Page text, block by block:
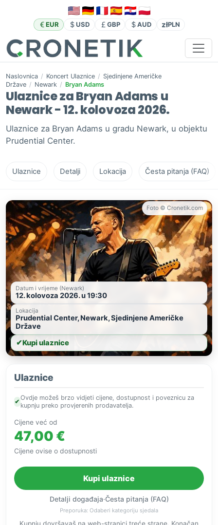
EUR USD GBP AUD złPLN
Naslovnica / Koncert Ulaznice / Sjedinjene Američke
Države / Newark / Bryan Adams
Ulaznice za Bryan Adams u
Newark - 12. kolovoza 2026.
Ulaznice za Bryan Adams u gradu Newark, u objektu
Prudential Center.
Ulaznice Detalji Lokacija Česta pitanja (FAQ)
Foto © Cronetik.com
Datum i vrijeme (Newark)
12. kolovoza 2026. u 19:30
Lokacija
Prudential Center, Newark, Sjedinjene Američke
Države
✔Kupi ulaznice
Ulaznice
✔
Ovdje možeš brzo vidjeti cijene, dostupnost i poveznicu za
kupnju preko provjerenih prodavatelja.
Cijene već od
47,00 €
Cijene ovise o dostupnosti
Kupi ulaznice
Detalji događaja·Česta pitanja (FAQ)
Preporuka: Odaberi kategoriju sjedala